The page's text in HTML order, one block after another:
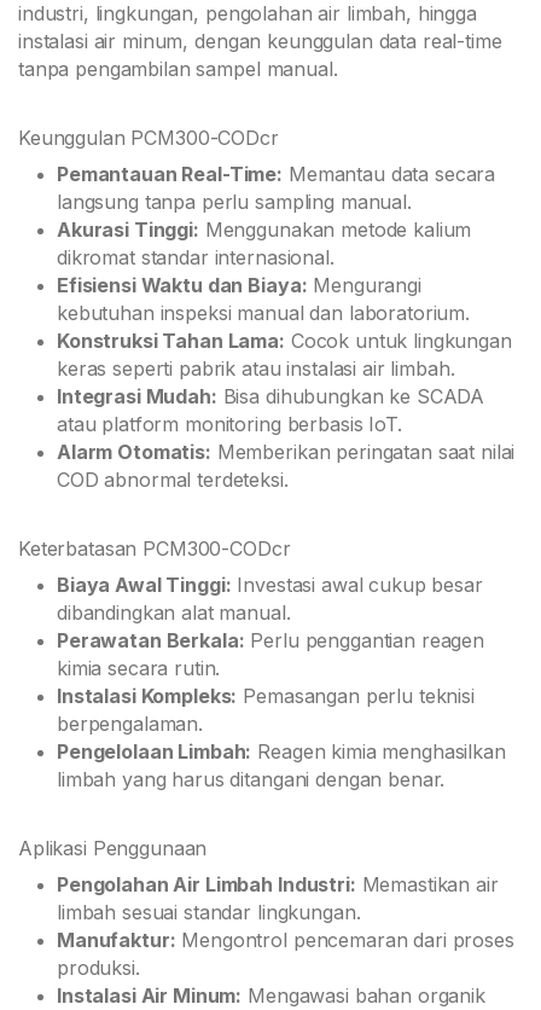
industri, lingkungan, pengolahan air limbah, hingga
instalasi air minum, dengan keunggulan data real-time
tanpa pengambilan sampel manual.
Keunggulan PCM300-CODcr
Pemantauan Real-Time: Memantau data secara
langsung tanpa perlu sampling manual.
Akurasi Tinggi: Menggunakan metode kalium
dikromat standar internasional.
Efisiensi Waktu dan Biaya: Mengurangi
kebutuhan inspeksi manual dan laboratorium.
Konstruksi Tahan Lama: Cocok untuk lingkungan
keras seperti pabrik atau instalasi air limbah.
Integrasi Mudah: Bisa dihubungkan ke SCADA
atau platform monitoring berbasis IoT.
Alarm Otomatis: Memberikan peringatan saat nilai
COD abnormal terdeteksi.
Keterbatasan PCM300-CODcr
Biaya Awal Tinggi: Investasi awal cukup besar
dibandingkan alat manual.
Perawatan Berkala: Perlu penggantian reagen
kimia secara rutin.
Instalasi Kompleks: Pemasangan perlu teknisi
berpengalaman.
Pengelolaan Limbah: Reagen kimia menghasilkan
limbah yang harus ditangani dengan benar.
Aplikasi Penggunaan
Pengolahan Air Limbah Industri: Memastikan air
limbah sesuai standar lingkungan.
Manufaktur: Mengontrol pencemaran dari proses
produksi.
Instalasi Air Minum: Mengawasi bahan organik